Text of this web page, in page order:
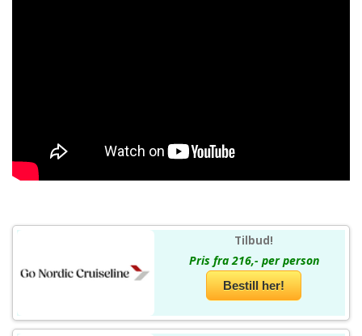
Tilbud!
Pris fra 216,- per person
Bestill her!